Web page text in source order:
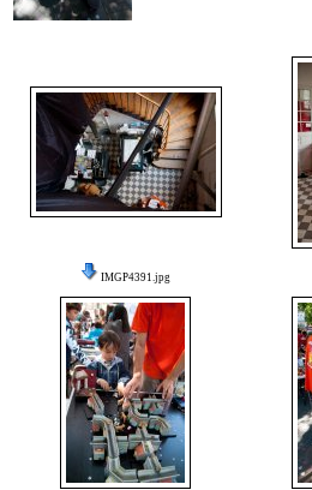
IMGP4391.jpg